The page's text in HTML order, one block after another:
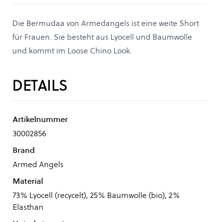
Die Bermudaa von Armedangels ist eine weite Short
für Frauen. Sie besteht aus Lyocell und Baumwolle
und kommt im Loose Chino Look.
DETAILS
Artikelnummer
30002856
Brand
Armed Angels
Material
73% Lyocell (recycelt), 25% Baumwolle (bio), 2%
Elasthan